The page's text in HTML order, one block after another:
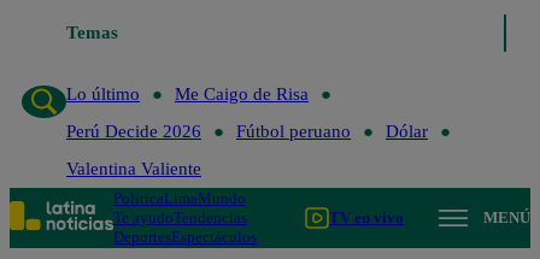
Temas
Lo último
Lo último
Me Caigo de Risa
Perú Decide 2026
Fútbol peruano
Dólar
Valentina Valiente
PolíticaLimaMundo
Te ayudoTendencias
DeportesEspectáculos
TV en vivo MENÚ